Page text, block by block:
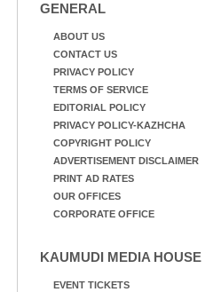
GENERAL
ABOUT US
CONTACT US
PRIVACY POLICY
TERMS OF SERVICE
EDITORIAL POLICY
PRIVACY POLICY-KAZHCHA
COPYRIGHT POLICY
ADVERTISEMENT DISCLAIMER
PRINT AD RATES
OUR OFFICES
CORPORATE OFFICE
KAUMUDI MEDIA HOUSE
EVENT TICKETS